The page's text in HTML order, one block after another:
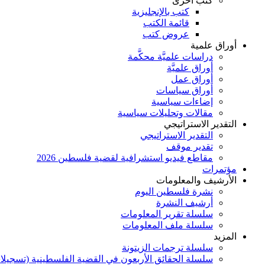
كتب بالإنجليزية
قائمة الكتب
عروض كتب
أوراق علمية
دراسات علميَّة محكَّمة
أوراق علميَّة
أوراق عمل
أوراق سياسات
إضاءات سياسية
مقالات وتحليلات سياسية
التقدير الاستراتيجي
التقدير الاستراتيجي
تقدير موقف
مقاطع فيديو استشرافية لقضية فلسطين 2026
مؤتمرات
الأرشيف والمعلومات
نشرة فلسطين اليوم
أرشيف النشرة
سلسلة تقرير المعلومات
سلسلة ملف المعلومات
المزيد
سلسلة ترجمات الزيتونة
سلسلة الحقائق الأربعون في القضية الفلسطينية